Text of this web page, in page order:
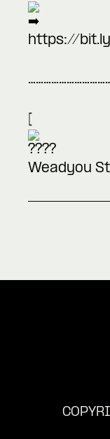
https://
Weadyou